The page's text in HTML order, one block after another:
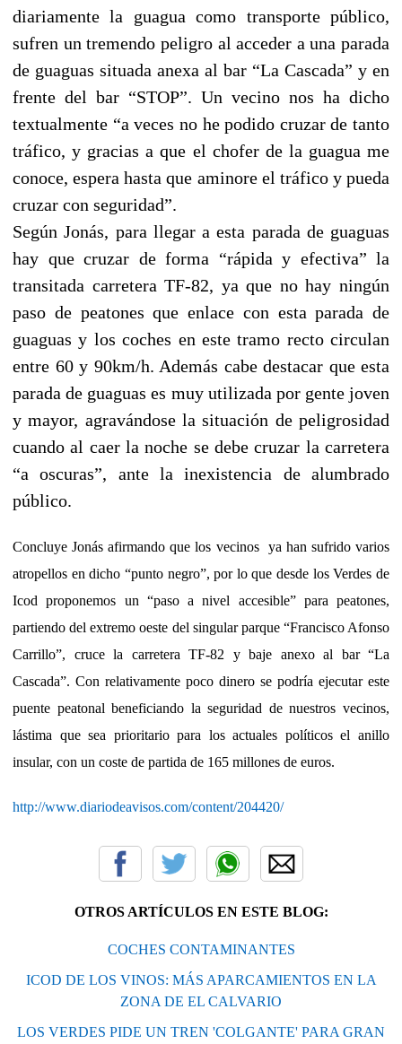
diariamente la guagua como transporte público,
sufren un tremendo peligro al acceder a una parada
de guaguas situada anexa al bar “La Cascada” y en
frente del bar “STOP”. Un vecino nos ha dicho
textualmente “a veces no he podido cruzar de tanto
tráfico, y gracias a que el chofer de la guagua me
conoce, espera hasta que aminore el tráfico y pueda
cruzar con seguridad”.
Según Jonás, para llegar a esta parada de guaguas
hay que cruzar de forma “rápida y efectiva” la
transitada carretera TF-82, ya que no hay ningún
paso de peatones que enlace con esta parada de
guaguas y los coches en este tramo recto circulan
entre 60 y 90km/h. Además cabe destacar que esta
parada de guaguas es muy utilizada por gente joven
y mayor, agravándose la situación de peligrosidad
cuando al caer la noche se debe cruzar la carretera
“a oscuras”, ante la inexistencia de alumbrado
público.
Concluye Jonás afirmando que los vecinos
ya han sufrido varios
atropellos en dicho “punto negro”, por lo que desde los Verdes de
Icod proponemos un “paso a nivel accesible” para peatones,
partiendo del extremo oeste del singular parque “Francisco Afonso
Carrillo”, cruce la carretera TF-82 y baje anexo al bar “La
Cascada”. Con relativamente poco dinero se podría ejecutar este
puente peatonal beneficiando la seguridad de nuestros vecinos,
lástima que sea prioritario para los actuales políticos el anillo
insular, con un coste de partida de 165 millones de euros.
http://www.diariodeavisos.com/content/204420/
OTROS ARTÍCULOS EN ESTE BLOG:
COCHES CONTAMINANTES
ICOD DE LOS VINOS: MÁS APARCAMIENTOS EN LA
ZONA DE EL CALVARIO
LOS VERDES PIDE UN TREN 'COLGANTE' PARA GRAN